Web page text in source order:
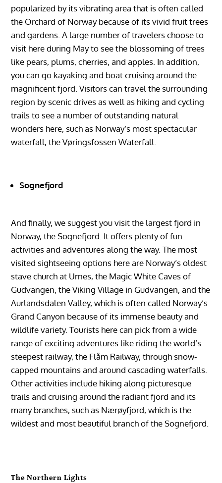
popularized by its vibrating area that is often called
the Orchard of Norway because of its vivid fruit trees
and gardens. A large number of travelers choose to
visit here during May to see the blossoming of trees
like pears, plums, cherries, and apples. In addition,
you can go kayaking and boat cruising around the
magnificent fjord. Visitors can travel the surrounding
region by scenic drives as well as hiking and cycling
trails to see a number of outstanding natural
wonders here, such as Norway’s most spectacular
waterfall, the Vøringsfossen Waterfall.
Sognefjord‏‏‎ ‎‏‏‎ ‎‏‏‎ ‎‏‏‎ ‎‏‏‎ ‎‏‏‎ ‎‏‏‎ ‎‏‏‎ ‎‏‏‎ ‎‏‏‎ ‎‏‏‎ ‎‏‏‎ ‎‏‏‎ ‎‏‏‎ ‎‏‏‎ ‎‏‏‎ ‎‏‏‎ ‎‏‏‎ ‎‏‏‎ ‎‏‏‎ ‎‏‏‎ ‎‏‏‎ ‎‏‏‎ ‎‏‏‎ ‎‏‏‎ ‎‏‏‎ ‎‏‏‎ ‎‏‏‎ ‎‏‏‎ ‎‏‏‎ ‎‏‏‎ ‎‏‏‎ ‎‏‏‎ ‎‏‏‎ ‎‏‏‎ ‎‏‏‎ ‎‏‏‎ ‎‏‏‎ ‎‏‏‎ ‎‏‏‎ ‎‏‏‎ ‎‏‏‎ ‎‏‏‎ ‎‏‏‎ ‎‏‏‎ ‎‏‏‎ ‎‏‏‎ ‎‏‏‎ ‎‏‏‎ ‎‏‏‎ ‎‏‏‎ ‎‏‏‎ ‎‏‏‎ ‎‏‏‎ ‎‏‏‎ ‎‏‏‎ ‎‏‏‎ ‎‏‏‎ ‎‏‏‎ ‎‏‏‎ ‎‏‏‎ ‎‏‏‎ ‎‏‏‎ ‎‏‏‎ ‎‏‏‎ ‎‏‏‎ ‎‏‏‎ ‎‏‏‎ ‎‏‏‎ ‎‏‏‎ ‎‏‏‎ ‎‏‏‎ ‎‏‏‎ ‎‏‏‎ ‎‏‏‎
And finally, we suggest you visit the largest fjord in
Norway, the Sognefjord. It offers plenty of fun
activities and adventures along the way. The most
visited sightseeing options here are Norway’s oldest
stave church at Urnes, the Magic White Caves of
Gudvangen, the Viking Village in Gudvangen, and the
Aurlandsdalen Valley, which is often called Norway’s
Grand Canyon because of its immense beauty and
wildlife variety. Tourists here can pick from a wide
range of exciting adventures like riding the world’s
steepest railway, the Flåm Railway, through snow-
capped mountains and around cascading waterfalls.
Other activities include hiking along picturesque
trails and cruising around the radiant fjord and its
many branches, such as Nærøyfjord, which is the
wildest and most beautiful branch of the Sognefjord.
The Northern Lights